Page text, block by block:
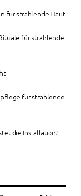
für strahlende Haut
für strahlende
für strahlende
die Installation?